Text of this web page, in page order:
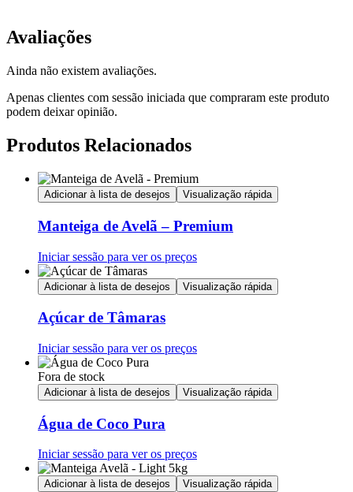
Avaliações
Ainda não existem avaliações.
Apenas clientes com sessão iniciada que compraram este produto
podem deixar opinião.
Produtos Relacionados
Adicionar à lista de desejos Visualização rápida
Manteiga de Avelã – Premium
Iniciar sessão para ver os preços
Adicionar à lista de desejos Visualização rápida
Açúcar de Tâmaras
Iniciar sessão para ver os preços
Fora de stock
Adicionar à lista de desejos Visualização rápida
Água de Coco Pura
Iniciar sessão para ver os preços
Adicionar à lista de desejos Visualização rápida